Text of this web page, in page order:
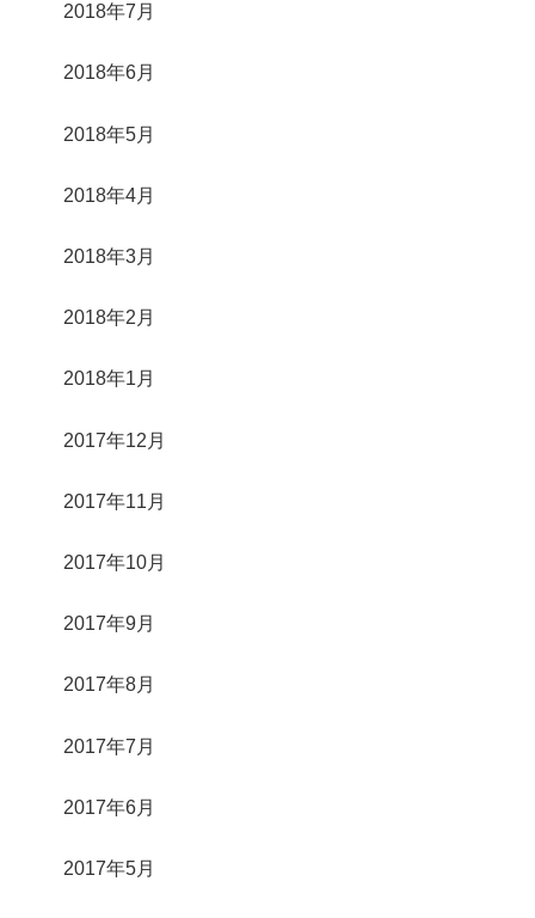
2018年7月
2018年6月
2018年5月
2018年4月
2018年3月
2018年2月
2018年1月
2017年12月
2017年11月
2017年10月
2017年9月
2017年8月
2017年7月
2017年6月
2017年5月